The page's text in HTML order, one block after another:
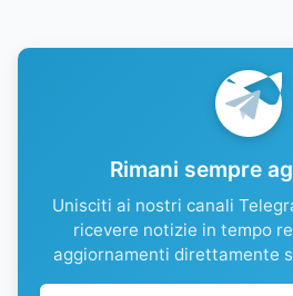
Rimani sempre
Unisciti ai nostri canali
ricevere notizie in tempo
aggiornamenti direttamente